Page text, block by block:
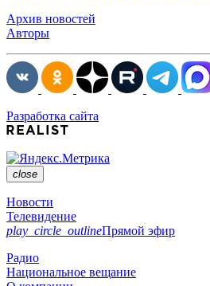
Архив новостей
Авторы
Разработка сайта
close
Новости
Телевидение
play_circle_outlineПрямой эфир
Радио
Национальное вещание